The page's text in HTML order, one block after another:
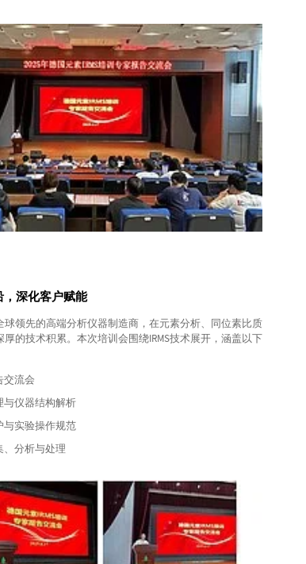
深化客户赋能
球领先的高端分析仪器制造商，在元素分析、同位素比质
的技术积累。本次培训会围绕IRMS技术展开，涵盖以下
交流会
与仪器结构解析
与实验操作规范
、分析与处理